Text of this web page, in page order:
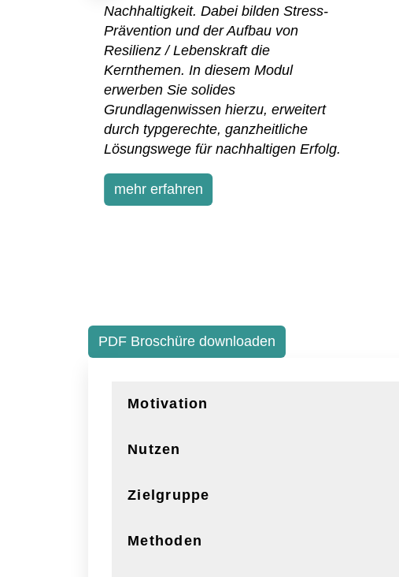
Nachhaltigkeit. Dabei bilden Stress-
Prävention und der Aufbau von
Resilienz / Lebenskraft die
Kernthemen. In diesem Modul
erwerben Sie solides
Grundlagenwissen hierzu, erweitert
durch typgerechte, ganzheitliche
Lösungswege für nachhaltigen Erfolg.
mehr erfahren
PDF Broschüre downloaden
Motivation
Nutzen
Zielgruppe
Methoden